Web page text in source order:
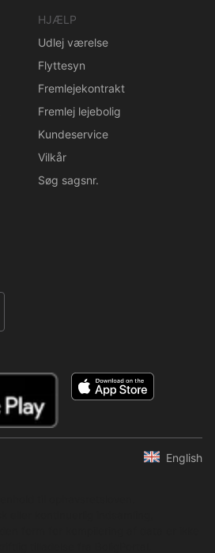
HJÆLP
Udlej værelse
Flyttesyn
Fremlejekontrakt
Fremlej lejebolig
Kundeservice
Vilkår
Søg sagsnr.
English